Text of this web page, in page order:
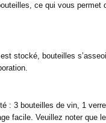
ce qui vous
est stocké, bouteilles
: 3 bouteilles de vin, 1
facile. Veuillez noter que